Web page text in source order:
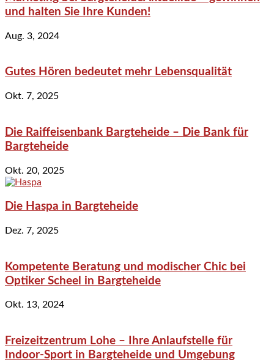
und halten Sie Ihre Kunden!
Aug. 3, 2024
Gutes Hören bedeutet mehr Lebensqualität
Okt. 7, 2025
Die Raiffeisenbank Bargteheide – Die Bank für
Bargteheide
Okt. 20, 2025
Die Haspa in Bargteheide
Dez. 7, 2025
Kompetente Beratung und modischer Chic bei
Optiker Scheel in Bargteheide
Okt. 13, 2024
Freizeitzentrum Lohe – Ihre Anlaufstelle für
Indoor-Sport in Bargteheide und Umgebung